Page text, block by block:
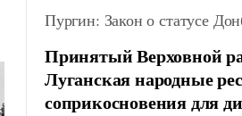
Пургин: Закон о статусе
Принятый Верховной
Луганская народные
соприкосновения для